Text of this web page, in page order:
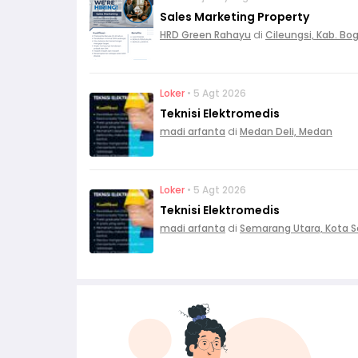
Sales Marketing Property
HRD Green Rahayu di Cileungsi, Kab.
Loker • 5 Agt 2026
Teknisi Elektromedis
madi arfanta di Medan Deli, Medan
Loker • 5 Agt 2026
Teknisi Elektromedis
madi arfanta di Semarang Utara, Kota